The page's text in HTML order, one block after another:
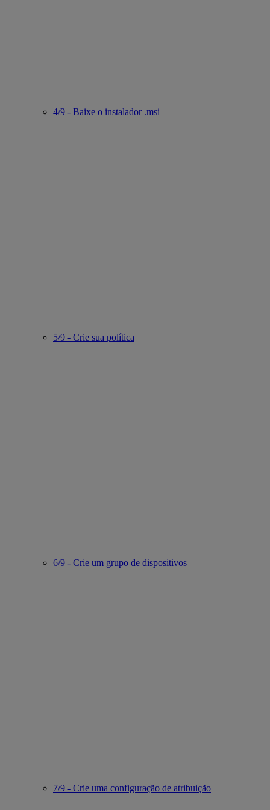
4/9 - Baixe o instalador .msi
5/9 - Crie sua política
6/9 - Crie um grupo de dispositivos
7/9 - Crie uma configuração de atribuição